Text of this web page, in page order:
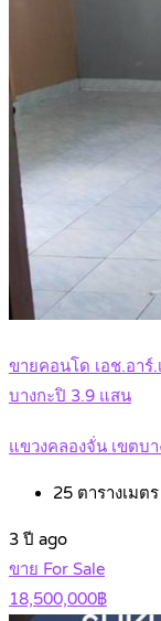
ขายคอนโด เอช.อาร์
บางกะปิ 3.9 แสน
แขวงคลองจั่น เขตบ
25 ตารางเมตร
3 ปี ago
ขาย For Sale
18,500,000฿